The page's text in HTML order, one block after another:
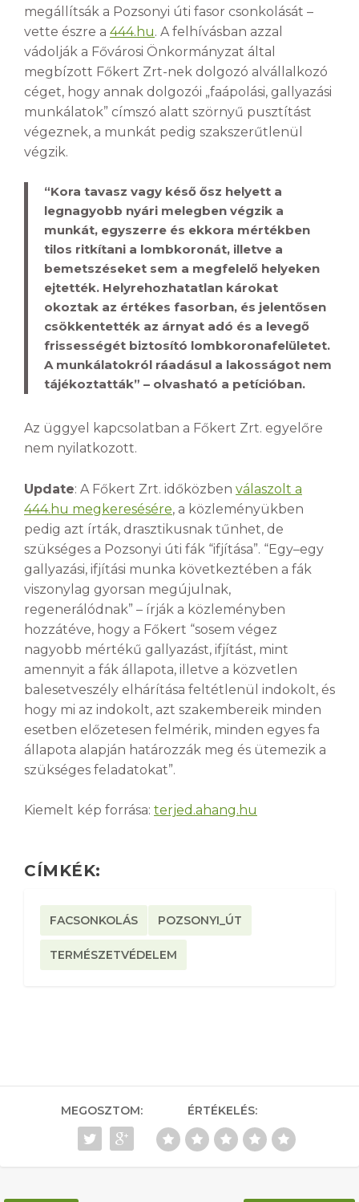
megállítsák a Pozsonyi úti fasor csonkolását –
vette észre a 444.hu. A felhívásban azzal
vádolják a Fővárosi Önkormányzat által
megbízott Főkert Zrt-nek dolgozó alvállalkozó
céget, hogy annak dolgozói „faápolási, gallyazási
munkálatok” címszó alatt szörnyű pusztítást
végeznek, a munkát pedig szakszerűtlenül
végzik.
“Kora tavasz vagy késő ősz helyett a
legnagyobb nyári melegben végzik a
munkát, egyszerre és ekkora mértékben
tilos ritkítani a lombkoronát, illetve a
bemetszéseket sem a megfelelő helyeken
ejtették. Helyrehozhatatlan károkat
okoztak az értékes fasorban, és jelentősen
csökkentették az árnyat adó és a levegő
frissességét biztosító lombkoronafelületet.
A munkálatokról ráadásul a lakosságot nem
tájékoztatták” – olvasható a petícióban.
Az üggyel kapcsolatban a Főkert Zrt. egyelőre
nem nyilatkozott.
Update: A Főkert Zrt. időközben válaszolt a
444.hu megkeresésére, a közleményükben
pedig azt írták, drasztikusnak tűnhet, de
szükséges a Pozsonyi úti fák “ifjítása”. “Egy–egy
gallyazási, ifjítási munka következtében a fák
viszonylag gyorsan megújulnak,
regenerálódnak” – írják a közleményben
hozzátéve, hogy a Főkert “sosem végez
nagyobb mértékű gallyazást, ifjítást, mint
amennyit a fák állapota, illetve a közvetlen
balesetveszély elhárítása feltétlenül indokolt, és
hogy mi az indokolt, azt szakembereik minden
esetben előzetesen felmérik, minden egyes fa
állapota alapján határozzák meg és ütemezik a
szükséges feladatokat”.
Kiemelt kép forrása: terjed.ahang.hu
CÍMKÉK:
FACSONKOLÁS POZSONYI_ÚT
TERMÉSZETVÉDELEM
MEGOSZTOM: ÉRTÉKELÉS: